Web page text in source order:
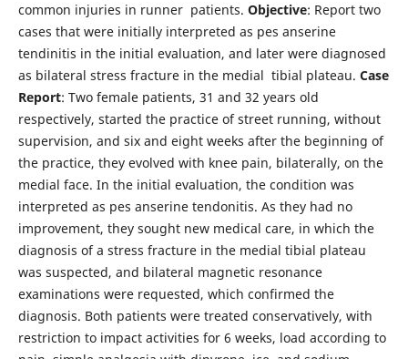
common injuries in runner patients. Objective: Report two
cases that were initially interpreted as pes anserine
tendinitis in the initial evaluation, and later were diagnosed
as bilateral stress fracture in the medial tibial plateau. Case
Report: Two female patients, 31 and 32 years old
respectively, started the practice of street running, without
supervision, and six and eight weeks after the beginning of
the practice, they evolved with knee pain, bilaterally, on the
medial face. In the initial evaluation, the condition was
interpreted as pes anserine tendonitis. As they had no
improvement, they sought new medical care, in which the
diagnosis of a stress fracture in the medial tibial plateau
was suspected, and bilateral magnetic resonance
examinations were requested, which confirmed the
diagnosis. Both patients were treated conservatively, with
restriction to impact activities for 6 weeks, load according to